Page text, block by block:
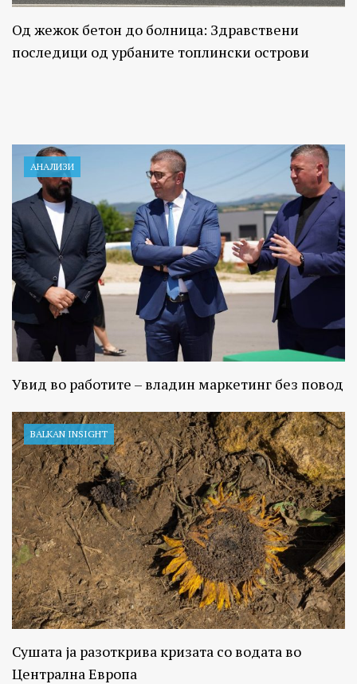
Од жежок бетон до болница: Здравствени
последици од урбаните топлински острови
АНАЛИЗИ
Увид во работите – владин маркетинг без повод
BALKAN INSIGHT
Сушата ја разоткрива кризата со водата во
Централна Европа